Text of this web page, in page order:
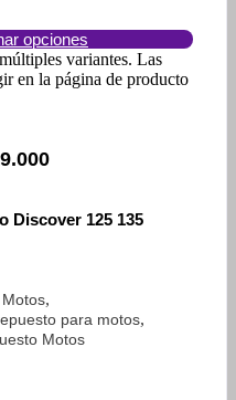
opciones
variantes. Las
en la página de producto
Discover 125 135
Motos,
para motos,
Motos